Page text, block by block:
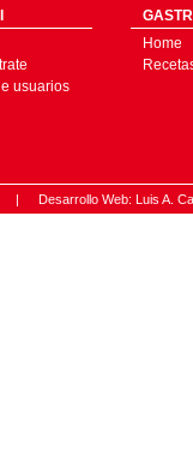
usuarios
Home
| Desarrollo Web: Luis